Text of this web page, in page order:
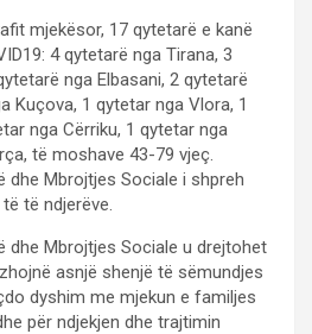
mjekësor, 17 qytetarë e kanë
4 qytetarë nga Tirana, 3
nga Elbasani, 2 qytetarë
Kuçova, 1 qytetar nga Vlora, 1
nga Cërriku, 1 qytetar nga
të moshave 43-79 vjeç.
dhe Mbrojtjes Sociale i shpreh
të ndjerëve.
dhe Mbrojtjes Sociale u drejtohet
asnjë shenjë të sëmundjes
dyshim me mjekun e familjes
për ndjekjen dhe trajtimin